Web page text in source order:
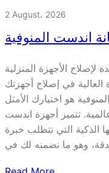
2 August، 2026
اندست المنوفية
لإصلاح الأجهزة المنزلية
في إصلاح أجهزتك
هو اختيارك الأمثل
تتميز أجهزة اندست
الذكية التي تتطلب خبرة